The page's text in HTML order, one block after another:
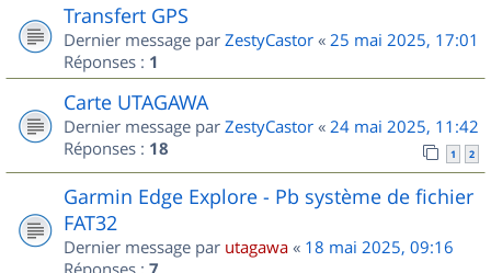
Transfert GPS
Dernier message par ZestyCastor « 25 mai 2025, 17:01
Réponses : 1
Carte UTAGAWA
Dernier message par ZestyCastor « 24 mai 2025, 11:42
Réponses : 18 1 2
Garmin Edge Explore - Pb système de fichier
FAT32
Dernier message par utagawa « 18 mai 2025, 09:16
Réponses :